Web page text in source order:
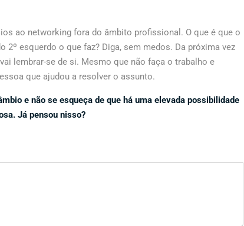
ao networking fora do âmbito profissional. O que é que o
esquerdo o que faz? Diga, sem medos. Da próxima vez
lembrar-se de si. Mesmo que não faça o trabalho e
que ajudou a resolver o assunto.
e não se esqueça de que há uma elevada possibilidade
Já pensou nisso?